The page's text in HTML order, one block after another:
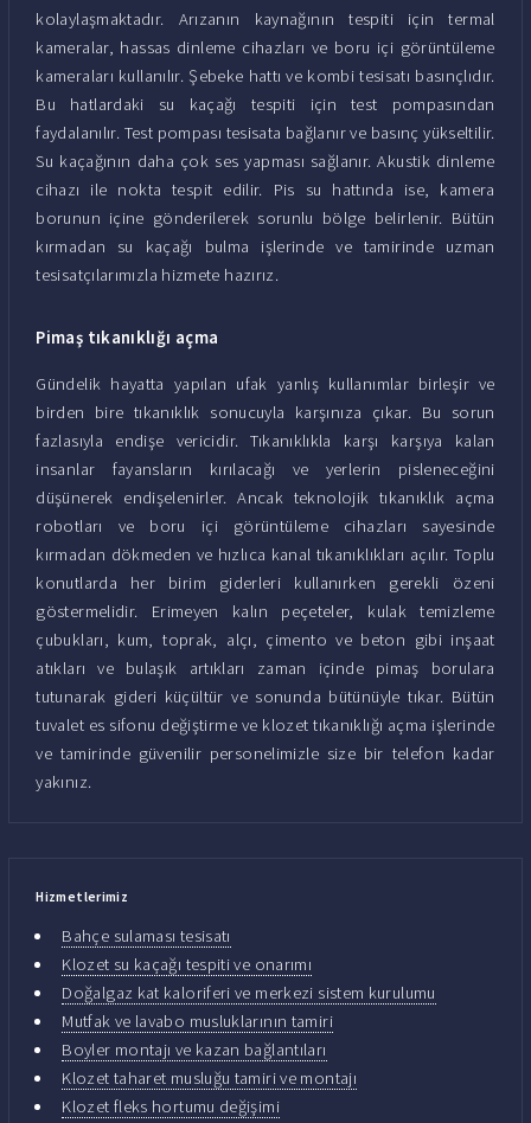
kolaylaşmaktadır. Arızanın kaynağının tespiti için termal
kameralar, hassas dinleme cihazları ve boru içi görüntüleme
kameraları kullanılır. Şebeke hattı ve kombi tesisatı basınçlıdır.
Bu hatlardaki su kaçağı tespiti için test pompasından
faydalanılır. Test pompası tesisata bağlanır ve basınç yükseltilir.
Su kaçağının daha çok ses yapması sağlanır. Akustik dinleme
cihazı ile nokta tespit edilir. Pis su hattında ise, kamera
borunun içine gönderilerek sorunlu bölge belirlenir. Bütün
kırmadan su kaçağı bulma işlerinde ve tamirinde uzman
tesisatçılarımızla hizmete hazırız.
Pimaş tıkanıklığı açma
Gündelik hayatta yapılan ufak yanlış kullanımlar birleşir ve
birden bire tıkanıklık sonucuyla karşınıza çıkar. Bu sorun
fazlasıyla endişe vericidir. Tıkanıklıkla karşı karşıya kalan
insanlar fayansların kırılacağı ve yerlerin pisleneceğini
düşünerek endişelenirler. Ancak teknolojik tıkanıklık açma
robotları ve boru içi görüntüleme cihazları sayesinde
kırmadan dökmeden ve hızlıca kanal tıkanıklıkları açılır. Toplu
konutlarda her birim giderleri kullanırken gerekli özeni
göstermelidir. Erimeyen kalın peçeteler, kulak temizleme
çubukları, kum, toprak, alçı, çimento ve beton gibi inşaat
atıkları ve bulaşık artıkları zaman içinde pimaş borulara
tutunarak gideri küçültür ve sonunda bütünüyle tıkar. Bütün
tuvalet es sifonu değiştirme ve klozet tıkanıklığı açma işlerinde
ve tamirinde güvenilir personelimizle size bir telefon kadar
yakınız.
Hizmetlerimiz
Bahçe sulaması tesisatı
Klozet su kaçağı tespiti ve onarımı
Doğalgaz kat kaloriferi ve merkezi sistem kurulumu
Mutfak ve lavabo musluklarının tamiri
Boyler montajı ve kazan bağlantıları
Klozet taharet musluğu tamiri ve montajı
Klozet fleks hortumu değişimi